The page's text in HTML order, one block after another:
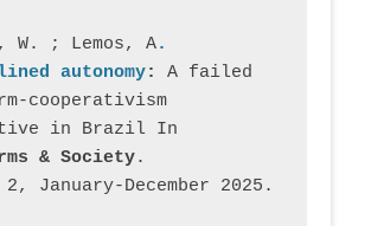
W. ; Lemos, A.
autonomy: A failed
cooperativism
in Brazil In
& Society.
2, January-December 2025.